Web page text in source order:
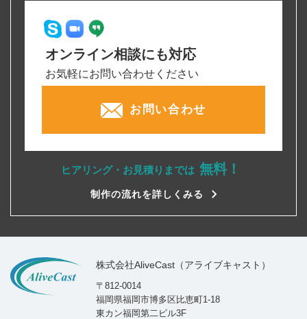
オンライン相談にも対応
お気軽にお問い合わせください
お問い合わせ
ヒアリング・お見積りまでは 無料！
制作の流れを詳しくみる
株式会社AliveCast（アライブキャスト）
〒812-0014
福岡県福岡市博多区比恵町1-18
東カン福岡第二ビル3F